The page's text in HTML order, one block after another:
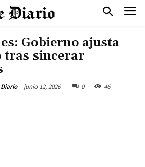
Gobierno ajusta
tras sincerar
junio 12, 2026 0 46